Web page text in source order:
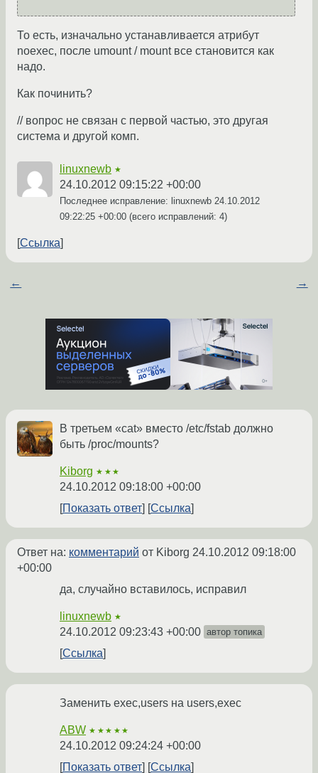
То есть, изначально устанавливается атрибут
noexec, после umount / mount все становится как
надо.
Как починить?
// вопрос не связан с первой частью, это другая
система и другой комп.
linuxnewb ★
24.10.2012 09:15:22 +00:00
Последнее исправление: linuxnewb 24.10.2012
09:22:25 +00:00 (всего исправлений: 4)
Ссылка
← →
В третьем «cat» вместо /etc/fstab должно
быть /proc/mounts?
Kiborg ★★★
24.10.2012 09:18:00 +00:00
Показать ответ
Ссылка
Ответ на: комментарий от Kiborg 24.10.2012 09:18:00
+00:00
да, случайно вставилось, исправил
linuxnewb ★
24.10.2012 09:23:43 +00:00 автор топика
Ссылка
Заменить exec,users на users,exec
ABW ★★★★★
24.10.2012 09:24:24 +00:00
Показать ответ
Ссылка